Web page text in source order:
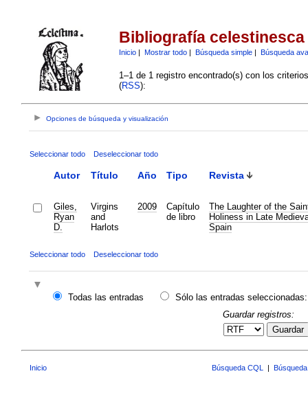
Bibliografía celestinesca
Inicio| Mostrar todo| Búsqueda simple| Búsqueda
1–1 de 1 registro encontrado(s) con los
(RSS):
Opciones de búsqueda y visualización
Seleccionar todo Deseleccionar todo
Autor Título Año Tipo Revista
Giles,
Ryan
D.
Virgins
and
Harlots
2009
Capítulo
de libro
The Laughter of the
Holiness in Late
Spain
Seleccionar todo Deseleccionar todo
Todas las entradas
Sólo las entradas seleccionadas:
Guardar registros:
Guardar
Inicio Búsqueda CQL